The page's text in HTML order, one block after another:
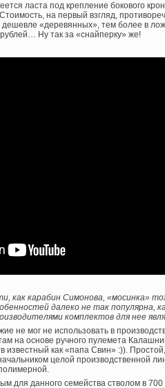
ласта под крепление бокового
на первый взгляд,
дешевле «деревянных», тем более в
Ну так за «снайперку» же!
как карабин Симонова, «мосинка»
далеко не так популярна,
комплектов для нее
не мог не использовать в
на основе ручного пулемета
известный как «папа Свин» :)).
целой производственной
для данного семейства стволом в